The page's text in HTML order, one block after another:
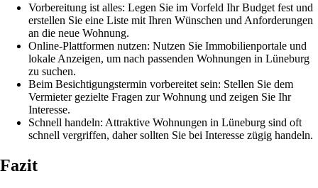
Vorbereitung ist alles: Legen Sie im Vorfeld Ihr Budget fest und
erstellen Sie eine Liste mit Ihren Wünschen und Anforderungen
an die neue Wohnung.
Online-Plattformen nutzen: Nutzen Sie Immobilienportale und
lokale Anzeigen, um nach passenden Wohnungen in Lüneburg
zu suchen.
Beim Besichtigungstermin vorbereitet sein: Stellen Sie dem
Vermieter gezielte Fragen zur Wohnung und zeigen Sie Ihr
Interesse.
Schnell handeln: Attraktive Wohnungen in Lüneburg sind oft
schnell vergriffen, daher sollten Sie bei Interesse zügig handeln.
Fazit